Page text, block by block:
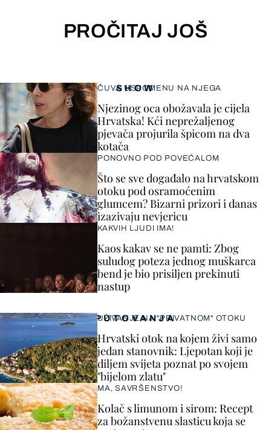
PROČITAJ JOŠ
SHOW
ČUVA USPOMENU NA NJEGA
Njezinog oca obožavala je cijela
Hrvatska! Kći neprežaljenog
pjevača projurila špicom na dva
kotača
PONOVNO POD POVEĆALOM
Što se sve događalo na hrvatskom
otoku pod osramoćenim
glumcem? Bizarni prizori i danas
izazivaju nevjericu
KAKVIH LJUDI IMA!
Kaos kakav se ne pamti: Zbog
suludog poteza jednog muškarca
bend je bio prisiljen prekinuti
nastup
PUTOVANJA
UŽIVANJE NA "PRIVATNOM" OTOKU
Hrvatski otok na kojem živi samo
jedan stanovnik: Ljepotan koji je
diljem svijeta poznat po svojem
"bijelom zlatu"
MA, SAVRŠENSTVO!
Kolač s limunom i sirom: Recept
za božanstvenu slasticu koja se